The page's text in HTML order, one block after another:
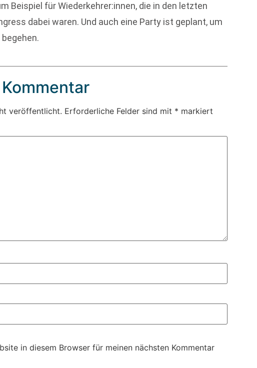
Beispiel für Wiederkehrer:innen, die in den letzten
dabei waren. Und auch eine Party ist geplant, um
veröffentlicht. Erforderliche Felder sind mit * markiert
in diesem Browser für meinen nächsten Kommentar